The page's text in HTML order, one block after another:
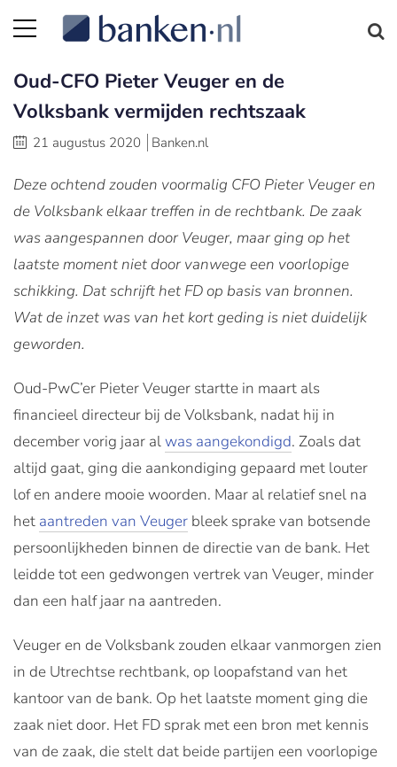
Oud-CFO Pieter Veuger en de
Volksbank vermijden rechtszaak
21 augustus 2020 Banken.nl
Deze ochtend zouden voormalig CFO Pieter Veuger en
de Volksbank elkaar treffen in de rechtbank. De zaak
was aangespannen door Veuger, maar ging op het
laatste moment niet door vanwege een voorlopige
schikking. Dat schrijft het FD op basis van bronnen.
Wat de inzet was van het kort geding is niet duidelijk
geworden.
Oud-PwC’er Pieter Veuger startte in maart als
financieel directeur bij de Volksbank, nadat hij in
december vorig jaar alwas aangekondigd. Zoals dat
altijd gaat, ging die aankondiging gepaard met louter
lof en andere mooie woorden. Maar al relatief snel na
het aantreden van Veuger bleek sprake van botsende
persoonlijkheden binnen de directie van de bank. Het
leidde tot een gedwongen vertrek van Veuger, minder
dan een half jaar na aantreden.
Veuger en de Volksbank zouden elkaar vanmorgen zien
in de Utrechtse rechtbank, op loopafstand van het
kantoor van de bank. Op het laatste moment ging die
zaak niet door. Het FD sprak met een bron met kennis
van de zaak, die stelt dat beide partijen een voorlopige